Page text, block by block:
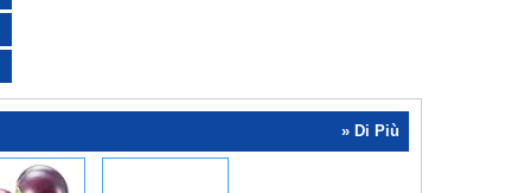
» Di Più